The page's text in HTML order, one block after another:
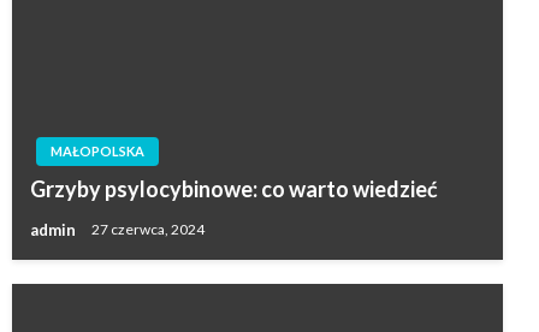
MAŁOPOLSKA
Grzyby psylocybinowe: co warto wiedzieć
admin 27 czerwca, 2024